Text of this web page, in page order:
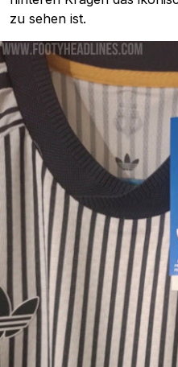
zu sehen ist.